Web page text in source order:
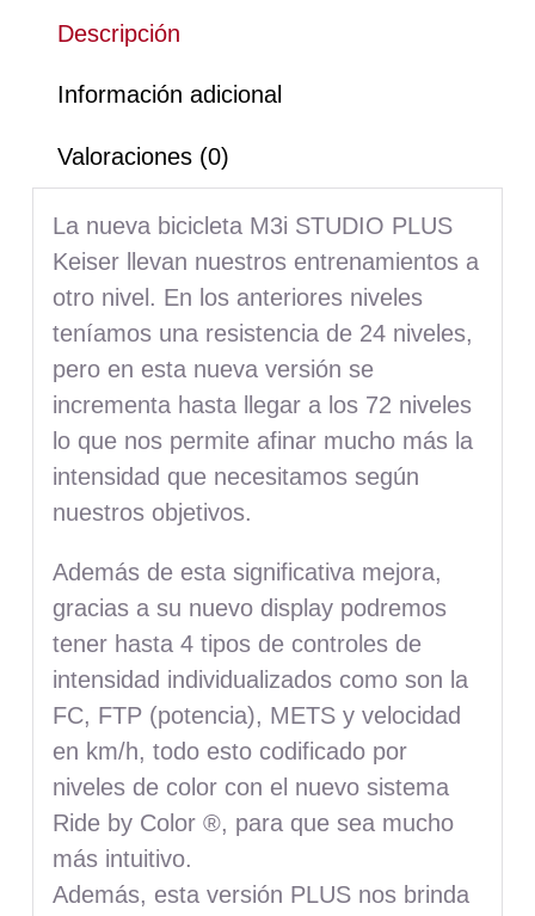
Descripción
Información adicional
Valoraciones (0)
La nueva bicicleta M3i STUDIO PLUS
Keiser llevan nuestros entrenamientos a
otro nivel. En los anteriores niveles
teníamos una resistencia de 24 niveles,
pero en esta nueva versión se
incrementa hasta llegar a los 72 niveles
lo que nos permite afinar mucho más la
intensidad que necesitamos según
nuestros objetivos.
Además de esta significativa mejora,
gracias a su nuevo display podremos
tener hasta 4 tipos de controles de
intensidad individualizados como son la
FC, FTP (potencia), METS y velocidad
en km/h, todo esto codificado por
niveles de color con el nuevo sistema
Ride by Color ®, para que sea mucho
más intuitivo.
Además, esta versión PLUS nos brinda